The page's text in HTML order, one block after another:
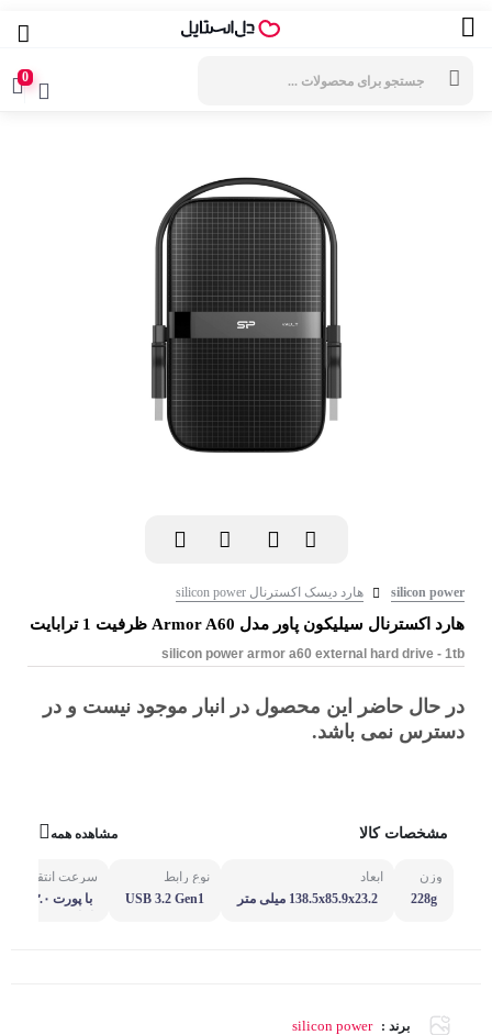
0
silicon power هارد دیسک اکسترنال silicon power
هارد اکسترنال سیلیکون پاور مدل Armor A60 ظرفیت 1 ترابایت
silicon power armor a60 external hard drive - 1tb
در حال حاضر این محصول در انبار موجود نیست و در
دسترس نمی باشد.
مشخصات کالا مشاهده همه
وزن
228g
ابعاد
138.5x85.9x23.2 میلی متر
نوع رابط
USB 3.2 Gen1
سرعت انتقال
برند : silicon power